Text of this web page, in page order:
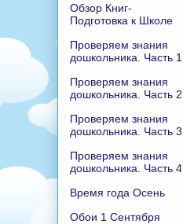
Обзор Книг-
Подготовка к Школе
Проверяем знания
дошкольника. Часть 1
Проверяем знания
дошкольника. Часть 2
Проверяем знания
дошкольника. Часть 3
Проверяем знания
дошкольника. Часть 4
Время года Осень
Обои 1 Сентября